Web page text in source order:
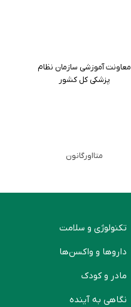
معاونت آموزشی سازمان نظام
پزشکی کل کشور
متااورگانون
تکنولوژی و سلامت
دارو‌ها و واکسن‌ها
مادر و کودک
نگاهی به آینده